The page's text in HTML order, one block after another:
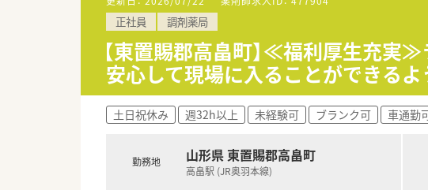
正社員 調剤薬局
【東置賜郡高畠町】≪福利厚生充実
安心して現場に入ることができる
土日祝休み 週32h以上 未経験可 ブランク可 車通勤
勤務地 山形県 東置賜郡高畠町
高畠駅 (JR奥羽本線)